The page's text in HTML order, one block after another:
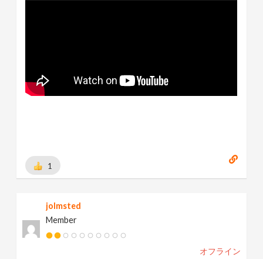
1
jolmsted
Member
オフライン